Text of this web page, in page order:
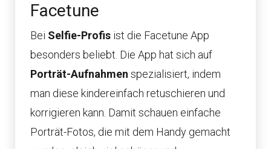
Facetune
Bei Selfie-Profis ist die Facetune App
besonders beliebt. Die App hat sich auf
Porträt-Aufnahmen spezialisiert, indem
man diese kindereinfach retuschieren und
korrigieren kann. Damit schauen einfache
Porträt-Fotos, die mit dem Handy gemacht